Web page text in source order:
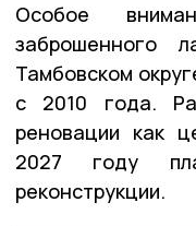
Особое
заброшенного
Тамбовском
с 2010 года.
реновации как
2027 году
реконструкции.